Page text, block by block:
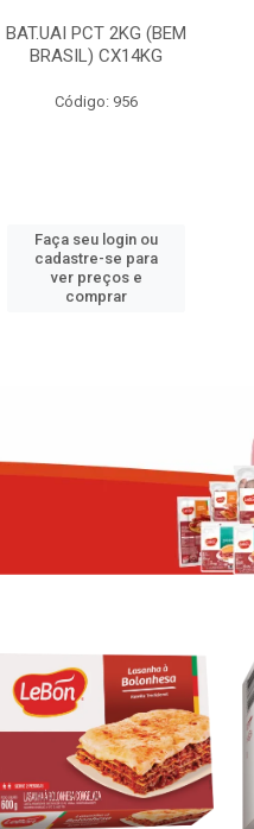
BAT.UAI PCT 2KG (BEM
BRASIL) CX14KG
Código: 956
Faça seu login ou
cadastre-se para
ver preços e
comprar